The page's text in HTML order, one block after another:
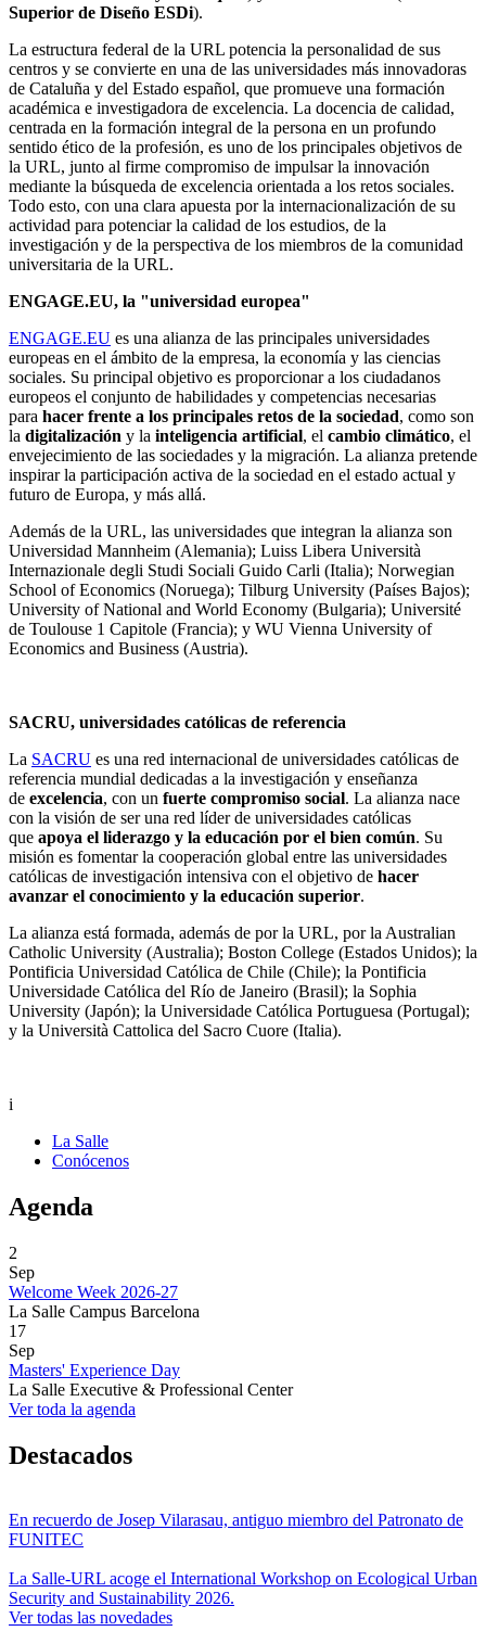
Superior de Diseño ESDi).
La estructura federal de la URL potencia la personalidad de sus
centros y se convierte en una de las universidades más innovadoras
de Cataluña y del Estado español, que promueve una formación
académica e investigadora de excelencia. La docencia de calidad,
centrada en la formación integral de la persona en un profundo
sentido ético de la profesión, es uno de los principales objetivos de
la URL, junto al firme compromiso de impulsar la innovación
mediante la búsqueda de excelencia orientada a los retos sociales.
Todo esto, con una clara apuesta por la internacionalización de su
actividad para potenciar la calidad de los estudios, de la
investigación y de la perspectiva de los miembros de la comunidad
universitaria de la URL.
ENGAGE.EU, la "universidad europea"
ENGAGE.EU es una alianza de las principales universidades
europeas en el ámbito de la empresa, la economía y las ciencias
sociales. Su principal objetivo es proporcionar a los ciudadanos
europeos el conjunto de habilidades y competencias necesarias
para hacer frente a los principales retos de la sociedad, como son
la digitalización y la inteligencia artificial, el cambio climático, el
envejecimiento de las sociedades y la migración. La alianza pretende
inspirar la participación activa de la sociedad en el estado actual y
futuro de Europa, y más allá.
Además de la URL, las universidades que integran la alianza son
Universidad Mannheim (Alemania); Luiss Libera Università
Internazionale degli Studi Sociali Guido Carli (Italia); Norwegian
School of Economics (Noruega); Tilburg University (Países Bajos);
University of National and World Economy (Bulgaria); Université
de Toulouse 1 Capitole (Francia); y WU Vienna University of
Economics and Business (Austria).
SACRU, universidades católicas de referencia
La SACRU es una red internacional de universidades católicas de
referencia mundial dedicadas a la investigación y enseñanza
de excelencia, con un fuerte compromiso social. La alianza nace
con la visión de ser una red líder de universidades católicas
que apoya el liderazgo y la educación por el bien común. Su
misión es fomentar la cooperación global entre las universidades
católicas de investigación intensiva con el objetivo de hacer
avanzar el conocimiento y la educación superior.
La alianza está formada, además de por la URL, por la Australian
Catholic University (Australia); Boston College (Estados Unidos); la
Pontificia Universidad Católica de Chile (Chile); la Pontificia
Universidade Católica del Río de Janeiro (Brasil); la Sophia
University (Japón); la Universidade Católica Portuguesa (Portugal);
y la Università Cattolica del Sacro Cuore (Italia).
i
La Salle
Conócenos
Agenda
2
Sep
Welcome Week 2026-27
La Salle Campus Barcelona
17
Sep
Masters' Experience Day
La Salle Executive & Professional Center
Ver toda la agenda
Destacados
En recuerdo de Josep Vilarasau, antiguo miembro del Patronato de
FUNITEC
La Salle-URL acoge el International Workshop on Ecological Urban
Security and Sustainability 2026.
Ver todas las novedades